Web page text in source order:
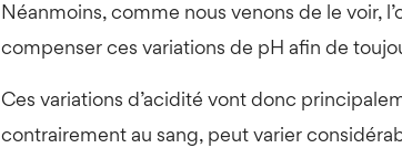
Néanmoins, comme nous venons de le voir,
compenser ces variations de pH afin de
Ces variations d’acidité vont donc
contrairement au sang, peut varier